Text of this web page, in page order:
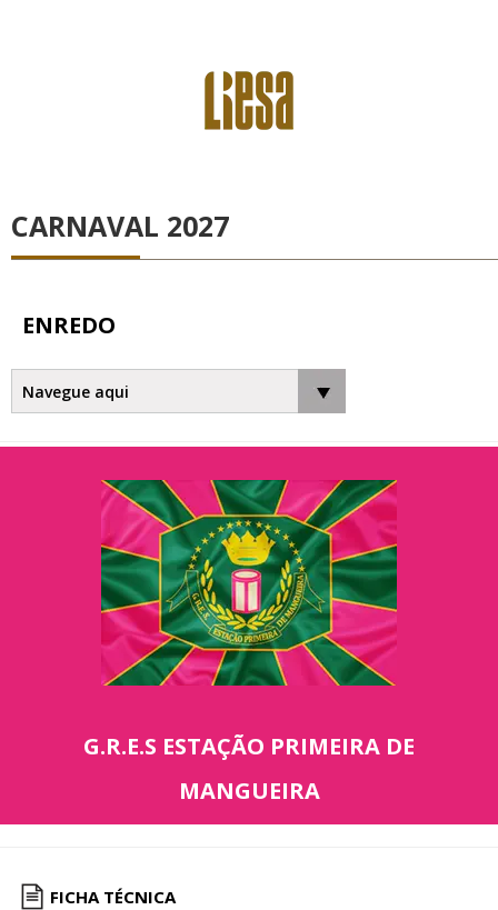
CARNAVAL 2027
ENREDO
G.R.E.S ESTAÇÃO PRIMEIRA DE
MANGUEIRA
FICHA TÉCNICA